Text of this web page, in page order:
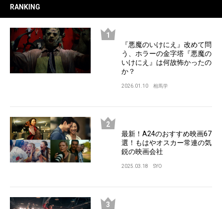
RANKING
『悪魔のいけにえ』改めて問
う、ホラーの金字塔『悪魔の
いけにえ』は何故怖かったの
か？
2026.01.10 相馬学
最新！A24のおすすめ映画67
選！もはやオスカー常連の気
鋭の映画会社
2025.03.18 SYO